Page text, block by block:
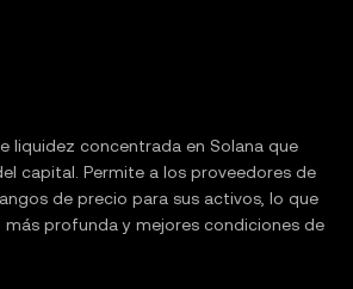
liquidez concentrada en Solana que
capital. Permite a los proveedores de
de precio para sus activos, lo que
profunda y mejores condiciones de